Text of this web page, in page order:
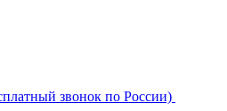
звонок по России)